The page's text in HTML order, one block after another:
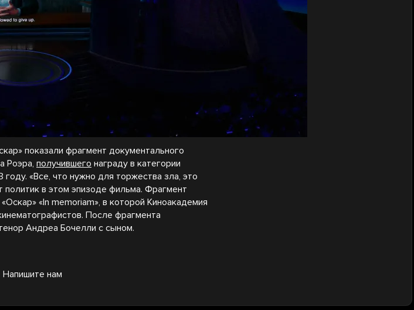
показали фрагмент документального
Роэра, получившего награду в категории
«Все, что нужно для торжества зла, это
в этом эпизоде фильма. Фрагмент
«In memoriam», в которой Киноакадемия
После фрагмента
Андреа Бочелли с сыном.
Напишите нам